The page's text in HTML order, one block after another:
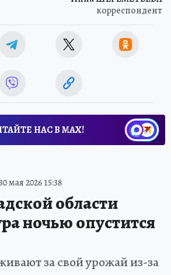
корреспондент
НАС В МАХ!
мая 2026 15:38
области
ночью опустится
за свой урожай из-за